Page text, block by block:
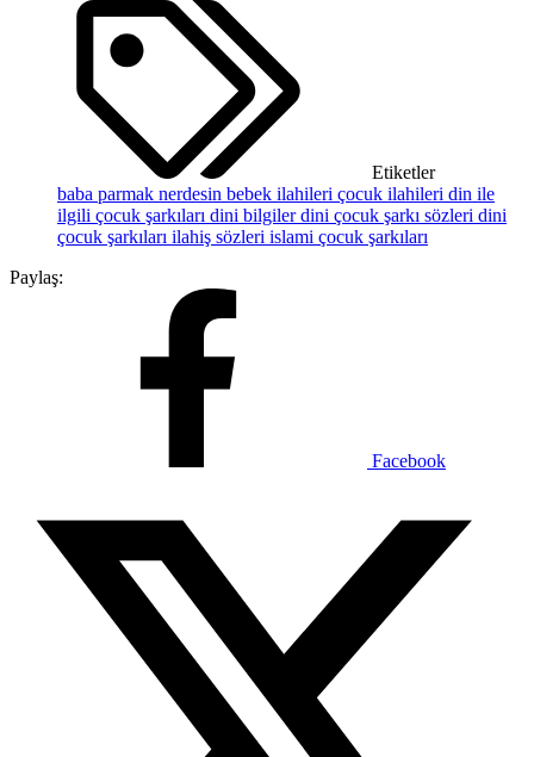
Etiketler
baba parmak nerdesin bebek ilahileri çocuk ilahileri din ile
ilgili çocuk şarkıları dini bilgilerdini çocuk şarkı sözleri dini
çocuk şarkıları ilahiş sözleri islami çocuk şarkıları
Paylaş:
Facebook